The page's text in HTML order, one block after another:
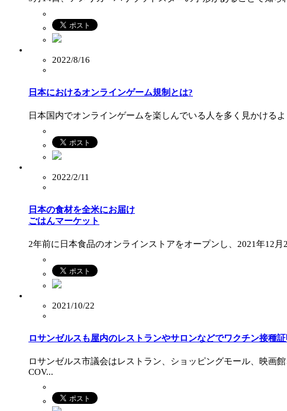
2022/8/16
日本におけるオンラインゲーム規制とは?
日本国内でオンラインゲームを楽しんでいる人を多く見かける
2022/2/11
日本の食材を全米にお届け
ごはんマーケット
2年前に日本食品のオンラインストアをオープンし、2021年12
2021/10/22
ロサンゼルスも屋内のレストランやサロンなどでワクチン接種
ロサンゼルス市議会はレストラン、ショッピングモール、映画
COV...